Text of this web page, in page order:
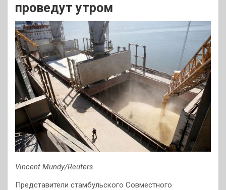
проведут утром
Vincent Mundy/Reuters
Представители стамбульского Совместного